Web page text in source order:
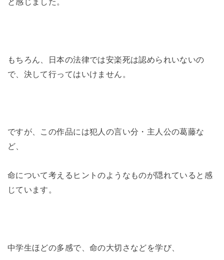
もちろん、日本の法律では安楽死は認められいないの
で、決して行ってはいけません。
ですが、この作品には犯人の言い分・主人公の葛藤な
ど、
命について考えるヒントのようなものが隠れていると感
じています。
中学生ほどの多感で、命の大切さなどを学び、